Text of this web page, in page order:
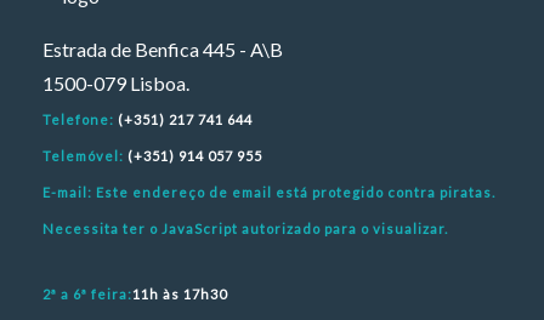
Estrada de Benfica 445 - A\B
1500-079 Lisboa.
Telefone: (+351) 217 741 644
Telemóvel: (+351) 914 057 955
E-mail: Este endereço de email está protegido contra piratas.
Necessita ter o JavaScript autorizado para o visualizar.
2ª a 6ª feira:11h às 17h30